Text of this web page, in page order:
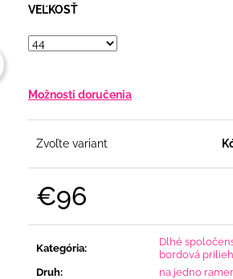
VEĽKOSŤ
Možnosti doručenia
Zvoľte variant
€96
Kategória:
Dlhé
bordová
Druh: na jedno